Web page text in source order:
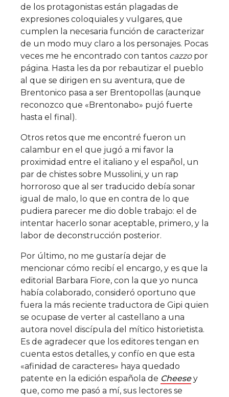
de los protagonistas están plagadas de
expresiones coloquiales y vulgares, que
cumplen la necesaria función de caracterizar
de un modo muy claro a los personajes. Pocas
veces me he encontrado con tantos cazzopor
página. Hasta les da por rebautizar el pueblo
al que se dirigen en su aventura, que de
Brentonico pasa a ser Brentopollas (aunque
reconozco que «Brentonabo» pujó fuerte
hasta el final).
Otros retos que me encontré fueron un
calambur en el que jugó a mi favor la
proximidad entre el italiano y el español, un
par de chistes sobre Mussolini, y un rap
horroroso que al ser traducido debía sonar
igual de malo, lo que en contra de lo que
pudiera parecer me dio doble trabajo: el de
intentar hacerlo sonar aceptable, primero, y la
labor de deconstrucción posterior.
Por último, no me gustaría dejar de
mencionar cómo recibí el encargo, y es que la
editorial Barbara Fiore, con la que yo nunca
había colaborado, consideró oportuno que
fuera la más reciente traductora de Gipi quien
se ocupase de verter al castellano a una
autora novel discípula del mítico historietista.
Es de agradecer que los editores tengan en
cuenta estos detalles, y confío en que esta
«afinidad de caracteres» haya quedado
patente en la edición española de Cheesey
que, como me pasó a mí, sus lectores se